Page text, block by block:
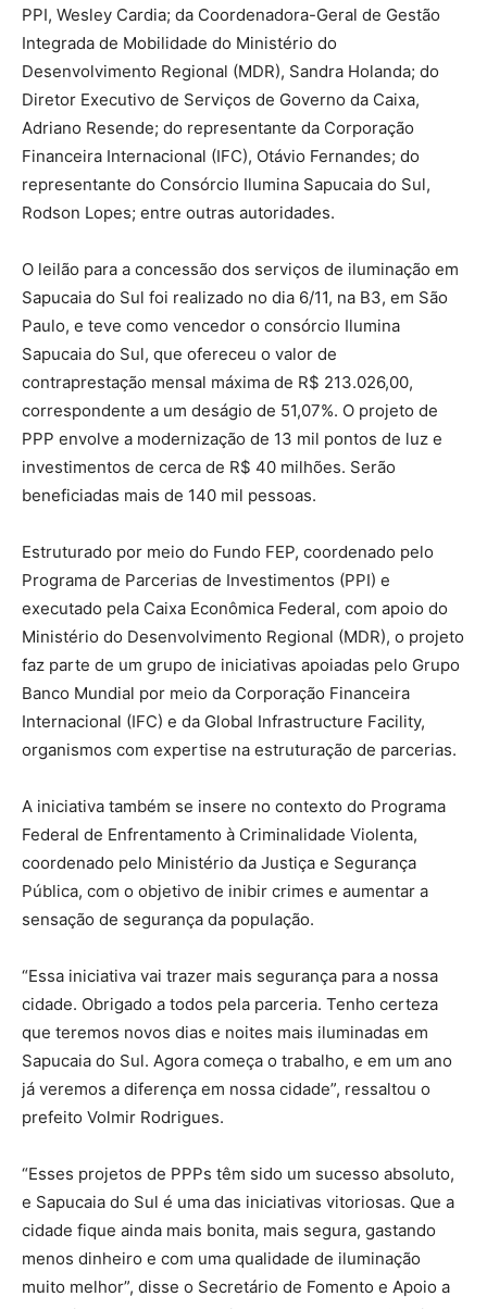
PPI, Wesley Cardia; da Coordenadora-Geral de Gestão
Integrada de Mobilidade do Ministério do
Desenvolvimento Regional (MDR), Sandra Holanda; do
Diretor Executivo de Serviços de Governo da Caixa,
Adriano Resende; do representante da Corporação
Financeira Internacional (IFC), Otávio Fernandes; do
representante do Consórcio Ilumina Sapucaia do Sul,
Rodson Lopes; entre outras autoridades.
O leilão para a concessão dos serviços de iluminação em
Sapucaia do Sul foi realizado no dia 6/11, na B3, em São
Paulo, e teve como vencedor o consórcio Ilumina
Sapucaia do Sul, que ofereceu o valor de
contraprestação mensal máxima de R$ 213.026,00,
correspondente a um deságio de 51,07%. O projeto de
PPP envolve a modernização de 13 mil pontos de luz e
investimentos de cerca de R$ 40 milhões. Serão
beneficiadas mais de 140 mil pessoas.
Estruturado por meio do Fundo FEP, coordenado pelo
Programa de Parcerias de Investimentos (PPI) e
executado pela Caixa Econômica Federal, com apoio do
Ministério do Desenvolvimento Regional (MDR), o projeto
faz parte de um grupo de iniciativas apoiadas pelo Grupo
Banco Mundial por meio da Corporação Financeira
Internacional (IFC) e da Global Infrastructure Facility,
organismos com expertise na estruturação de parcerias.
A iniciativa também se insere no contexto do Programa
Federal de Enfrentamento à Criminalidade Violenta,
coordenado pelo Ministério da Justiça e Segurança
Pública, com o objetivo de inibir crimes e aumentar a
sensação de segurança da população.
“Essa iniciativa vai trazer mais segurança para a nossa
cidade. Obrigado a todos pela parceria. Tenho certeza
que teremos novos dias e noites mais iluminadas em
Sapucaia do Sul. Agora começa o trabalho, e em um ano
já veremos a diferença em nossa cidade”, ressaltou o
prefeito Volmir Rodrigues.
“Esses projetos de PPPs têm sido um sucesso absoluto,
e Sapucaia do Sul é uma das iniciativas vitoriosas. Que a
cidade fique ainda mais bonita, mais segura, gastando
menos dinheiro e com uma qualidade de iluminação
muito melhor”, disse o Secretário de Fomento e Apoio a